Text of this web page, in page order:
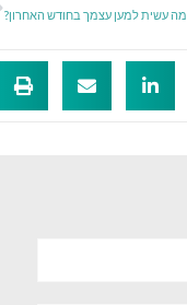
מה עשית למען עצמך בחודש האחרון?